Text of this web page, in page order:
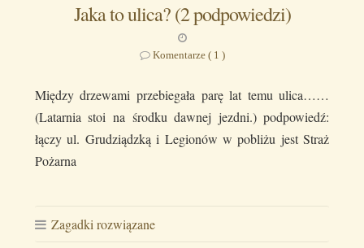
Jaka to ulica? (2 podpowiedzi)
Komentarze ( 1 )
Między drzewami przebiegała parę lat temu ulica……
(Latarnia stoi na środku dawnej jezdni.) podpowiedź:
łączy ul. Grudziądzką i Legionów w pobliżu jest Straż
Pożarna
Zagadki rozwiązane